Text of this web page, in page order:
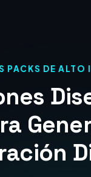
PACKS DE ALTO